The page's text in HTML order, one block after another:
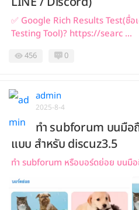
✅ Google Rich Results Test(ชื่
Testing Tool)? https://searc ...
456 0
admin
2025-8-4
ทำ subforum บนมือ
แบบ สำหรับ discuz3.5
ทำ subforum หรือบอร์ดย่อย บนมือ